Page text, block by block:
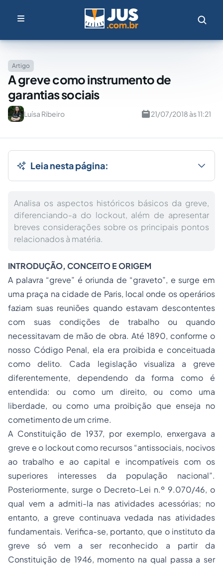
Artigo
A greve como instrumento de
garantias sociais
Luísa Ribeiro 21/07/2018 às 11:21
Leia nesta página:
Analisa os aspectos históricos básicos da greve,
diferenciando-a do lockout, além de apresentar
breves considerações sobre os principais pontos
relacionados à matéria.
INTRODUÇÃO, CONCEITO E ORIGEM
A palavra “greve” é oriunda de “graveto”, e surge em
uma praça na cidade de Paris, local onde os operários
faziam suas reuniões quando estavam descontentes
com suas condições de trabalho ou quando
necessitavam de mão de obra. Até 1890, conforme o
nosso Código Penal, ela era proibida e conceituada
como delito. Cada legislação visualiza a greve
diferentemente, dependendo da forma como é
entendida: ou como um direito, ou como uma
liberdade, ou como uma proibição que enseja no
cometimento de um crime.
A Constituição de 1937, por exemplo, enxergava a
greve e o lockout como recursos “antissociais, nocivos
ao trabalho e ao capital e incompatíveis com os
superiores interesses da população nacional”.
Posteriormente, surge o Decreto-Lei n.º 9.070/46, o
qual vem a admiti-la nas atividades acessórias; no
entanto, a greve continuava vedada nas atividades
fundamentais. Verifica-se, portanto, que o instituto da
greve só vem a ser reconhecido a partir da
Constituição de 1946, momento na qual passa a ser